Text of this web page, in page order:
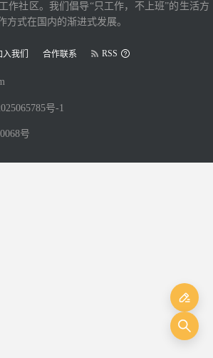
作社区。我们倡导“只工作，不上班”的生活方
方式在国内的渐进式发展。
入我们 合作联系 RSS
号-1
号